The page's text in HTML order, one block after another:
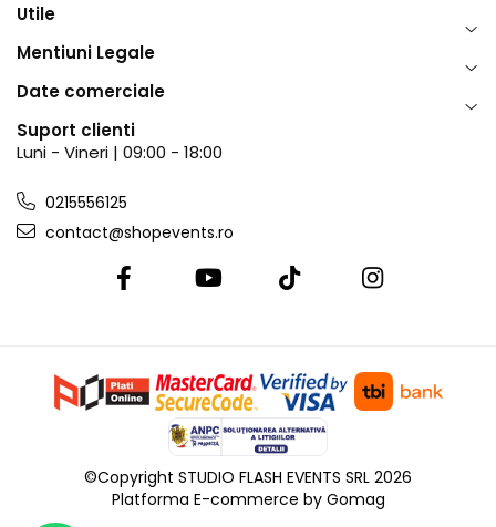
Utile
Mentiuni Legale
Date comerciale
Suport clienti
Luni - Vineri | 09:00 - 18:00
0215556125
contact@shopevents.ro
©Copyright STUDIO FLASH EVENTS SRL 2026
Platforma E-commerce by Gomag